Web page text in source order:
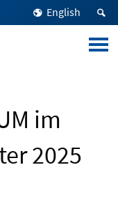
English
im
2025